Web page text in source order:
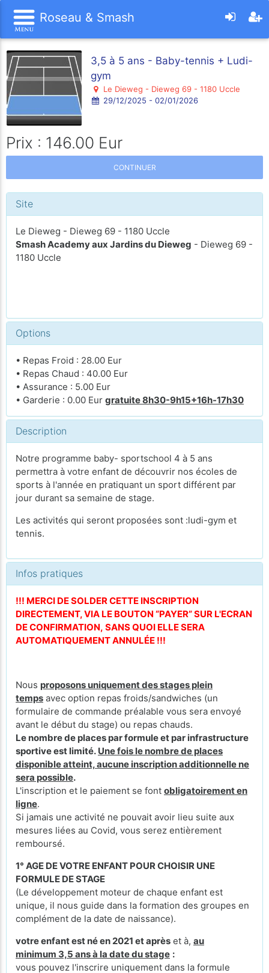
Roseau & Smash
3,5 à 5 ans - Baby-tennis + Ludi-
gym
Le Dieweg - Dieweg 69 - 1180 Uccle
29/12/2025 - 02/01/2026
Prix : 146.00 Eur
CONTINUER
Site
Le Dieweg - Dieweg 69 - 1180 Uccle
Smash Academy aux Jardins du Dieweg - Dieweg 69 -
1180 Uccle
Options
• Repas Froid : 28.00 Eur
• Repas Chaud : 40.00 Eur
• Assurance : 5.00 Eur
• Garderie : 0.00 Eur gratuite 8h30-9h15+16h-17h30
Description
Notre programme baby- sportschool 4 à 5 ans
permettra à votre enfant de découvrir nos écoles de
sports à l'année en pratiquant un sport différent par
jour durant sa semaine de stage.
Les activités qui seront proposées sont :ludi-gym et
tennis.
Infos pratiques
!!! MERCI DE SOLDER CETTE INSCRIPTION
DIRECTEMENT, VIA LE BOUTON “PAYER” SUR L'ECRAN
DE CONFIRMATION, SANS QUOI ELLE SERA
AUTOMATIQUEMENT ANNULÉE !!!
Nous proposons uniquement des stages plein
temps avec option repas froids/sandwiches (un
formulaire de commande préalable vous sera envoyé
avant le début du stage) ou repas chauds.
Le nombre de places par formule et par infrastructure
sportive est limité. Une fois le nombre de places
disponible atteint, aucune inscription additionnelle ne
sera possible.
L'inscription et le paiement se font obligatoirement en
ligne.
Si jamais une activité ne pouvait avoir lieu suite aux
mesures liées au Covid, vous serez entièrement
remboursé.
1° AGE DE VOTRE ENFANT POUR CHOISIR UNE
FORMULE DE STAGE
(Le développement moteur de chaque enfant est
unique, il nous guide dans la formation des groupes en
complément de la date de naissance).
votre enfant est né en 2021 et après et à, au
minimum 3,5 ans à la date du stage :
vous pouvez l'inscrire uniquement dans la formule